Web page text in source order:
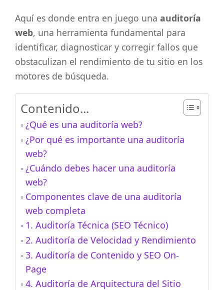
Aquí es donde entra en juego una auditoría
web, una herramienta fundamental para
identificar, diagnosticar y corregir fallos que
obstaculizan el rendimiento de tu sitio en los
motores de búsqueda.
Contenido...
¿Qué es una auditoría web?
¿Por qué es importante una auditoría
web?
¿Cuándo debes hacer una auditoría
web?
Componentes clave de una auditoría
web completa
1. Auditoría Técnica (SEO Técnico)
2. Auditoría de Velocidad y Rendimiento
3. Auditoría de Contenido y SEO On-
Page
4. Auditoría de Arquitectura del Sitio